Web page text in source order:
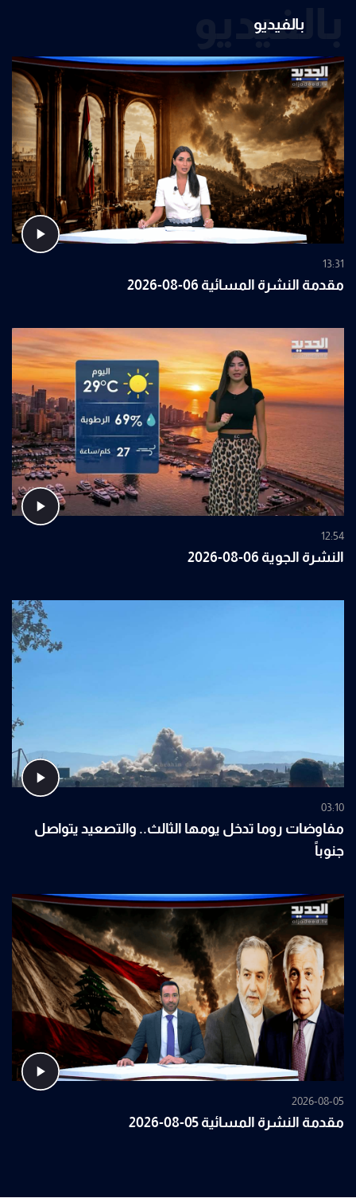
بالفيديو
بالفيديو
13:31
مقدمة النشرة المسائية 06-08-2026
12:54
النشرة الجوية 06-08-2026
03:10
مفاوضات روما تدخل يومها الثالث.. والتصعيد يتواصل
جنوباً
2026-08-05
مقدمة النشرة المسائية 05-08-2026